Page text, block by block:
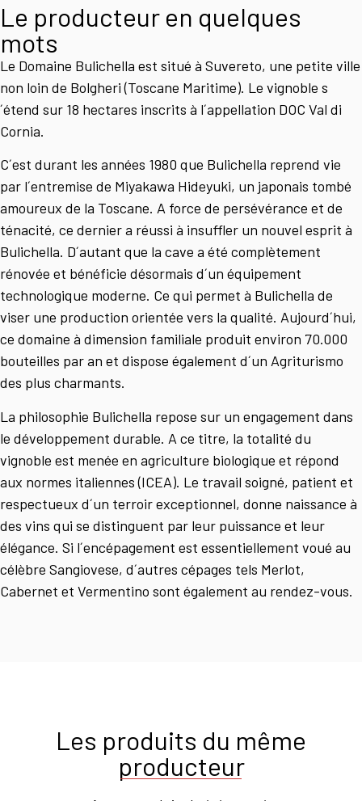
Le producteur en quelques
mots
Le Domaine Bulichella est situé à Suvereto, une petite ville
non loin de Bolgheri (Toscane Maritime). Le vignoble s
´étend sur 18 hectares inscrits à l´appellation DOC Val di
Cornia.
C´est durant les années 1980 que Bulichella reprend vie
par l´entremise de Miyakawa Hideyuki, un japonais tombé
amoureux de la Toscane. A force de persévérance et de
ténacité, ce dernier a réussi à insuffler un nouvel esprit à
Bulichella. D´autant que la cave a été complètement
rénovée et bénéficie désormais d´un équipement
technologique moderne. Ce qui permet à Bulichella de
viser une production orientée vers la qualité. Aujourd´hui,
ce domaine à dimension familiale produit environ 70.000
bouteilles par an et dispose également d´un Agriturismo
des plus charmants.
La philosophie Bulichella repose sur un engagement dans
le développement durable. A ce titre, la totalité du
vignoble est menée en agriculture biologique et répond
aux normes italiennes (ICEA). Le travail soigné, patient et
respectueux d´un terroir exceptionnel, donne naissance à
des vins qui se distinguent par leur puissance et leur
élégance. Si l´encépagement est essentiellement voué au
célèbre Sangiovese, d´autres cépages tels Merlot,
Cabernet et Vermentino sont également au rendez-vous.
Les produits du même
producteur